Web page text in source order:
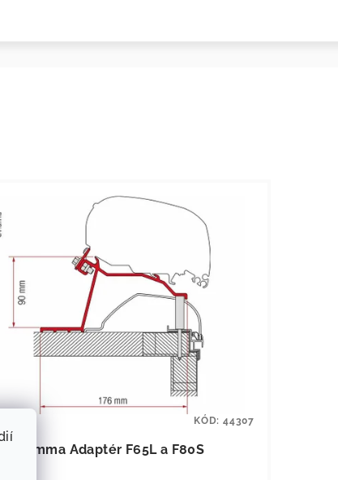
Fiamma Adaptér F65L a F80S
KÓD: 44307